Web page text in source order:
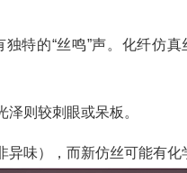
特的“丝鸣”声。化纤仿
则较刺眼或呆板。
味），而新仿丝可能有化